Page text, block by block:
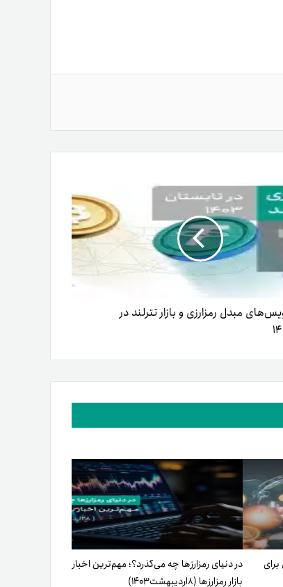
مبدل رمزارزی و بازار تترلند در
در دنیای رمزارزها چه می‌گذرد؟؛ مهم‌ترین اخبار
بازار رمزارزها (۸اردیبهشت۱۴۰۳)